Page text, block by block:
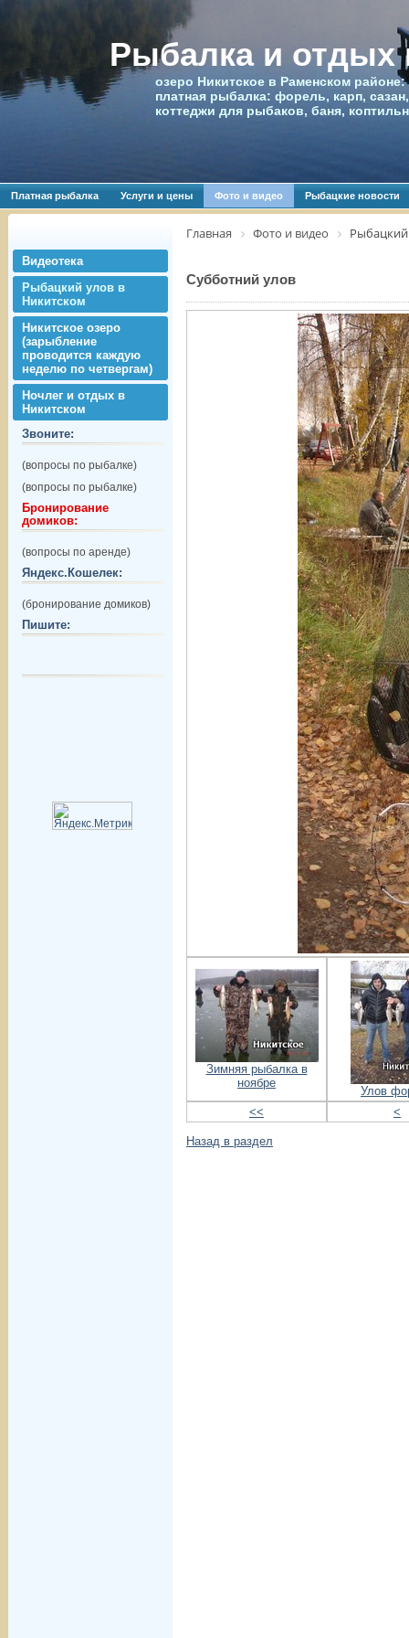
Рыбалка и отдых
озеро Никитское в Раменском
платная рыбалка: форель, карп,
коттеджи для рыбаков, баня,
Платная рыбалка Услуги и цены Фото и видео Рыбацкие новости
Видеотека
Рыбацкий улов в
Никитском
Никитское озеро
(зарыбление
проводится каждую
неделю по четвергам)
Ночлег и отдых в
Никитском
Звоните:
(вопросы по рыбалке)
(вопросы по рыбалке)
Бронирование
домиков:
(вопросы по аренде)
Яндекс.Кошелек:
(бронирование домиков)
Пишите:
Главная Фото и видео
Субботний улов
Зимняя рыбалка в
ноябре
Улов
<<
<
Назад в раздел